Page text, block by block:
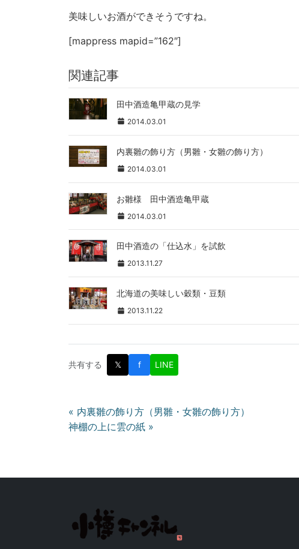
美味しいお酒ができそうですね。
[mappress mapid=”162″]
関連記事
田中酒造亀甲蔵の見学
2014.03.01
内裏雛の飾り方（男雛・女雛の飾り方）
2014.03.01
お雛様 田中酒造亀甲蔵
2014.03.01
田中酒造の「仕込水」を試飲
2013.11.27
北海道の美味しい穀類・豆類
2013.11.22
共有する 𝕏 f LINE
投
稿
ビ
ー
« 内裏雛の飾り方（男雛・女雛の飾り方）
神棚の上に雲の紙 »